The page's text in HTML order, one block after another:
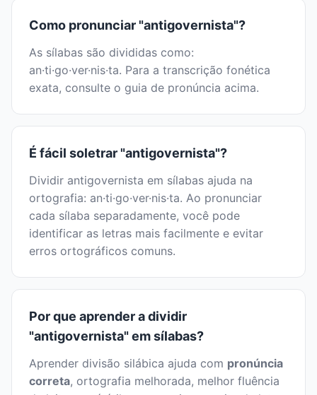
Como pronunciar "antigovernista"?
As sílabas são divididas como:
an·ti·go·ver·nis·ta. Para a transcrição fonética
exata, consulte o guia de pronúncia acima.
É fácil soletrar "antigovernista"?
Dividir antigovernista em sílabas ajuda na
ortografia: an·ti·go·ver·nis·ta. Ao pronunciar
cada sílaba separadamente, você pode
identificar as letras mais facilmente e evitar
erros ortográficos comuns.
Por que aprender a dividir
"antigovernista" em sílabas?
Aprender divisão silábica ajuda com pronúncia
correta, ortografia melhorada, melhor fluência